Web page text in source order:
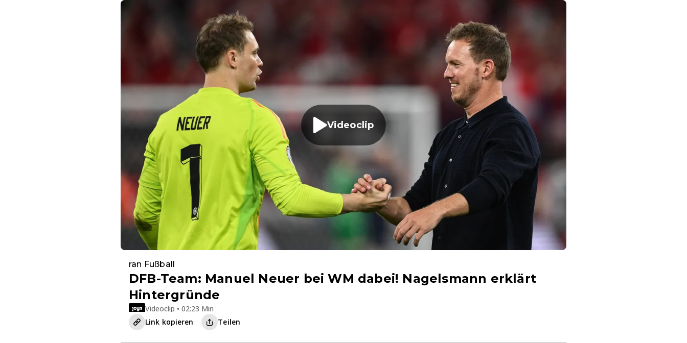
Videoclip
ran Fußball
DFB-Team: Manuel Neuer bei WM dabei! Nagelsmann erklärt
Hintergründe
Videoclip • 02:23 Min
Link kopieren
Teilen